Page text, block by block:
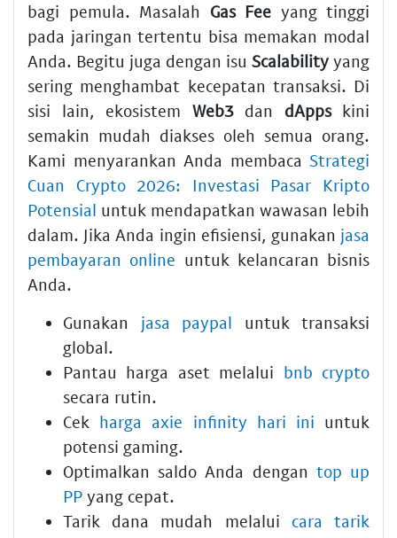
bagi pemula. Masalah Gas Fee yang tinggi
pada jaringan tertentu bisa memakan modal
Anda. Begitu juga dengan isu Scalability yang
sering menghambat kecepatan transaksi. Di
sisi lain, ekosistem Web3dan dAppskini
semakin mudah diakses oleh semua orang.
Kami menyarankan Anda membaca Strategi
Cuan Crypto 2026: Investasi Pasar Kripto
Potensial untuk mendapatkan wawasan lebih
dalam. Jika Anda ingin efisiensi, gunakan jasa
pembayaran online untuk kelancaran bisnis
Anda.
Gunakan jasa paypal untuk transaksi
global.
Pantau harga aset melalui bnb crypto
secara rutin.
Cek harga axie infinity hari ini untuk
potensi gaming.
Optimalkan saldo Anda dengan top up
PP yang cepat.
Tarik dana mudah melalui cara tarik